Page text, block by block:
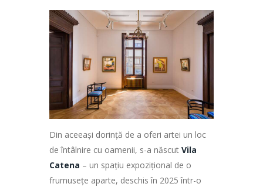
Din aceeași dorință de a oferi artei un loc
de întâlnire cu oamenii, s-a născut Vila
Catena – un spațiu expozițional de o
frumusețe aparte, deschis în 2025 într-o